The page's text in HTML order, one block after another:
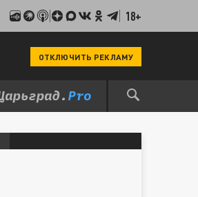
18+
ОТКЛЮЧИТЬ РЕКЛАМУ